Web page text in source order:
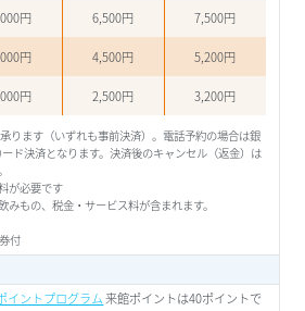
円 6,500円 7,500円
円 4,500円
5,200円
円 2,500円 3,200円
ります（いずれも事前決済）。電話予約の場合は銀
ド決済となります。決済後のキャンセル（返金）は
が必要です
もの、税金・サービス料が含まれます。
付
イントプログラム来館ポイントは40ポイントで